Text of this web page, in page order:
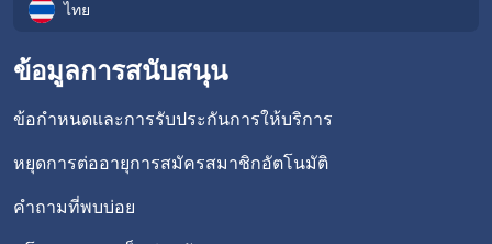
ไทย
ข้อมูลการสนับสนุน
ข้อกำหนดและการรับประกันการให้บริการ
หยุดการต่ออายุการสมัครสมาชิกอัตโนมัติ
คำถามที่พบบ่อย